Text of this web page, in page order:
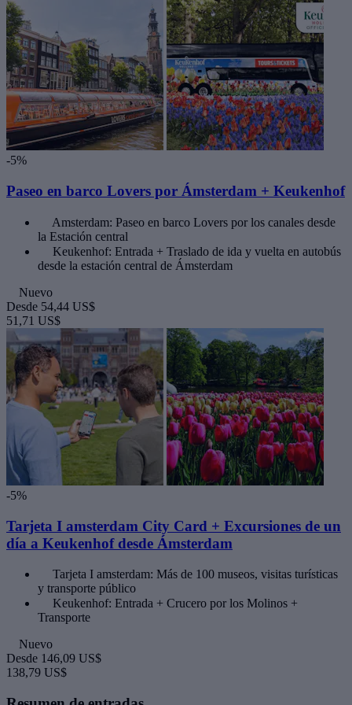
-5%
Paseo en barco Lovers por Ámsterdam + Keukenhof
Amsterdam: Paseo en barco Lovers por los canales desde
la Estación central
Keukenhof: Entrada + Traslado de ida y vuelta en autobús
desde la estación central de Ámsterdam
Nuevo
Desde 54,44 US$
51,71 US$
-5%
Tarjeta I amsterdam City Card + Excursiones de un
día a Keukenhof desde Ámsterdam
Tarjeta I amsterdam: Más de 100 museos, visitas turísticas
y transporte público
Keukenhof: Entrada + Crucero por los Molinos +
Transporte
Nuevo
Desde 146,09 US$
138,79 US$